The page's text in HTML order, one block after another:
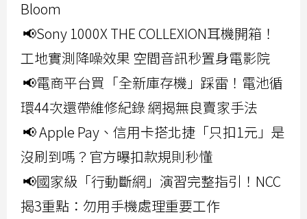
Bloom
📢Sony 1000X THE COLLEXION耳機開箱！
工地實測降噪效果 空間音訊秒置身電影院
📢電商平台買「全新庫存機」踩雷！電池循
環44次還帶維修紀錄 網揭無良賣家手法
📢 Apple Pay、信用卡搭北捷「只扣1元」是
沒刷到嗎？官方曝扣款規則秒懂
📢國家級「行動斷網」演習完整指引！NCC
揭3重點：勿用手機處理重要工作